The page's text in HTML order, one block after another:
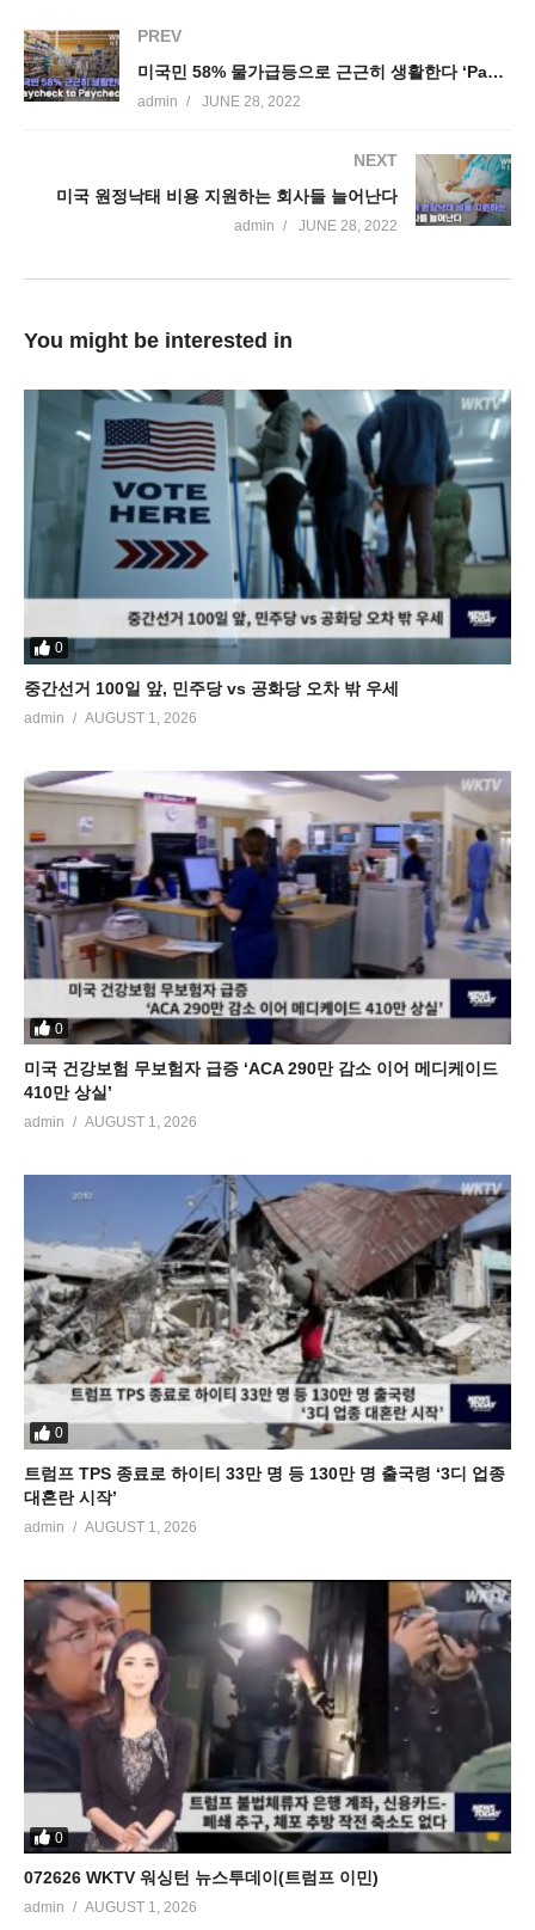
PREV
미국민 58% 물가급등으로 근근히 생활한다 ‘Paycheck to Paycheck’
admin JUNE 28, 2022
NEXT
미국 원정낙태 비용 지원하는 회사들 늘어난다
admin JUNE 28, 2022
You might be interested in
0
중간선거 100일 앞, 민주당 vs 공화당 오차 밖 우세
admin AUGUST 1, 2026
0
미국 건강보험 무보험자 급증 ‘ACA 290만 감소 이어 메디케이드
410만 상실’
admin AUGUST 1, 2026
0
트럼프 TPS 종료로 하이티 33만 명 등 130만 명 출국령 ‘3디 업종
대혼란 시작’
admin AUGUST 1, 2026
0
072626 WKTV 워싱턴 뉴스투데이(트럼프 이민)
admin AUGUST 1, 2026